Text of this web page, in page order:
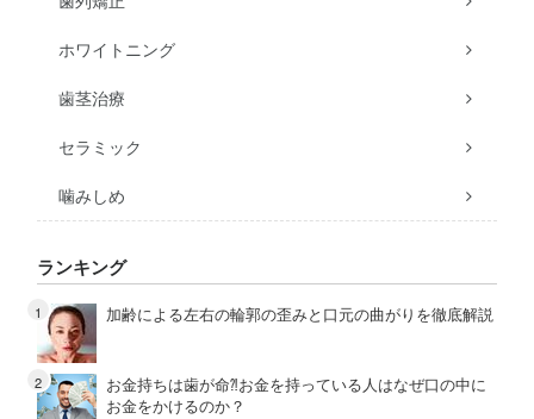
ホワイトニング
歯茎治療
セラミック
噛みしめ
ランキング
加齢による左右の輪郭の歪みと口元の曲がりを徹底解説
お金持ちは歯が命⁈お金を持っている人はなぜ口の中に
お金をかけるのか？